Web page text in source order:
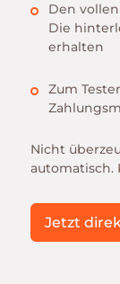
Den
Die
erhalten
Zum
Nicht
automatisch.
Jetzt